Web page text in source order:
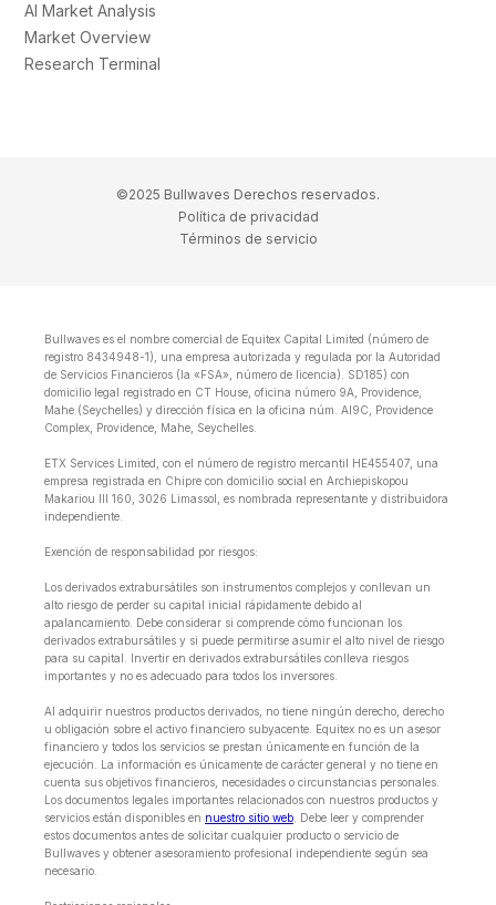
AI Market Analysis
Market Overview
Research Terminal
©2025 Bullwaves Derechos reservados.
Política de privacidad
Términos de servicio
Bullwaves es el nombre comercial de Equitex Capital Limited (número de
registro 8434948-1), una empresa autorizada y regulada por la Autoridad
de Servicios Financieros (la «FSA», número de licencia). SD185) con
domicilio legal registrado en CT House, oficina número 9A, Providence,
Mahe (Seychelles) y dirección física en la oficina núm. Al9C, Providence
Complex, Providence, Mahe, Seychelles.
ETX Services Limited, con el número de registro mercantil HE455407, una
empresa registrada en Chipre con domicilio social en Archiepiskopou
Makariou lll 160, 3026 Limassol, es nombrada representante y distribuidora
independiente.
Exención de responsabilidad por riesgos:
Los derivados extrabursátiles son instrumentos complejos y conllevan un
alto riesgo de perder su capital inicial rápidamente debido al
apalancamiento. Debe considerar si comprende cómo funcionan los
derivados extrabursátiles y si puede permitirse asumir el alto nivel de riesgo
para su capital. Invertir en derivados extrabursátiles conlleva riesgos
importantes y no es adecuado para todos los inversores.
Al adquirir nuestros productos derivados, no tiene ningún derecho, derecho
u obligación sobre el activo financiero subyacente. Equitex no es un asesor
financiero y todos los servicios se prestan únicamente en función de la
ejecución. La información es únicamente de carácter general y no tiene en
cuenta sus objetivos financieros, necesidades o circunstancias personales.
Los documentos legales importantes relacionados con nuestros productos y
servicios están disponibles en nuestro sitio web . Debe leer y comprender
estos documentos antes de solicitar cualquier producto o servicio de
Bullwaves y obtener asesoramiento profesional independiente según sea
necesario.